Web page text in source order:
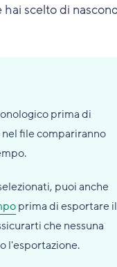
scelto di
prima di
file compariranno
puoi anche
prima di esportare il
che nessuna
l'esportazione.